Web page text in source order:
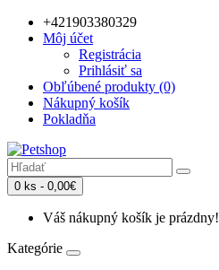
+421903380329
Môj účet
Registrácia
Prihlásiť sa
Obľúbené produkty (0)
Nákupný košík
Pokladňa
0 ks - 0,00€
Váš nákupný košík je prázdny!
Kategórie